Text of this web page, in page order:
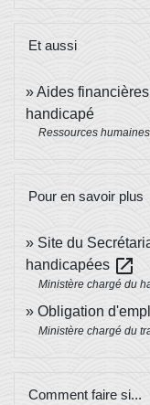
Et aussi
Aides
handicapé
Ressources humaines
Pour en savoir plus
Site du
handicapées open_in_new
Ministère chargé du
Obligation
Ministère chargé du
Comment faire si...